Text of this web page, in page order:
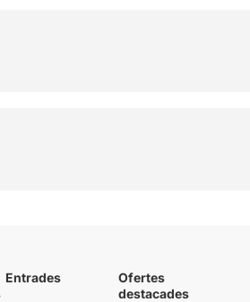
Entrades
Ofertes
destacades